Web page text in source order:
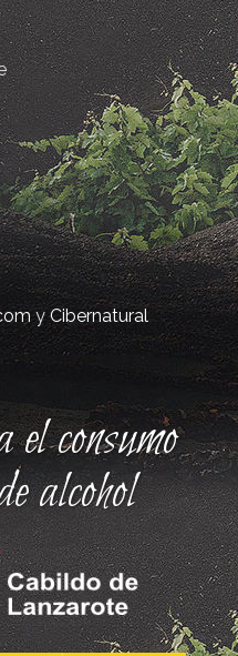
yCibernatural
el consumo
alcohol